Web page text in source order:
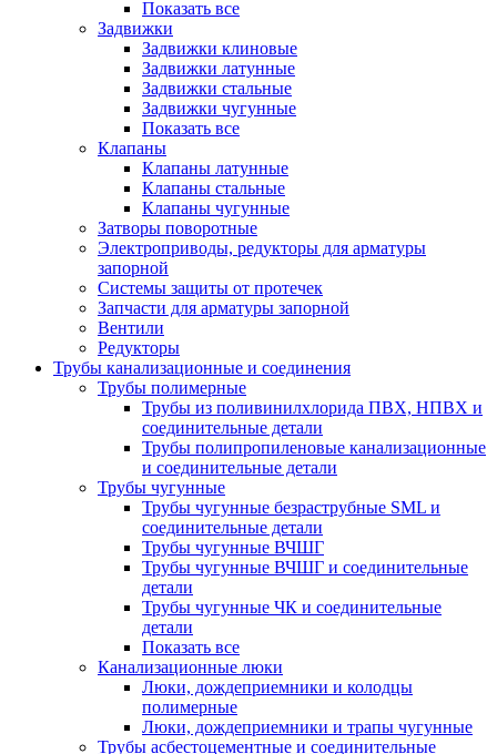
Показать все
Задвижки
Задвижки клиновые
Задвижки латунные
Задвижки стальные
Задвижки чугунные
Показать все
Клапаны
Клапаны латунные
Клапаны стальные
Клапаны чугунные
Затворы поворотные
Электроприводы, редукторы для арматуры
запорной
Системы защиты от протечек
Запчасти для арматуры запорной
Вентили
Редукторы
Трубы канализационные и соединения
Трубы полимерные
Трубы из поливинилхлорида ПВХ, НПВХ и
соединительные детали
Трубы полипропиленовые канализационные
и соединительные детали
Трубы чугунные
Трубы чугунные безраструбные SML и
соединительные детали
Трубы чугунные ВЧШГ
Трубы чугунные ВЧШГ и соединительные
детали
Трубы чугунные ЧК и соединительные
детали
Показать все
Канализационные люки
Люки, дождеприемники и колодцы
полимерные
Люки, дождеприемники и трапы чугунные
Трубы асбестоцементные и соединительные